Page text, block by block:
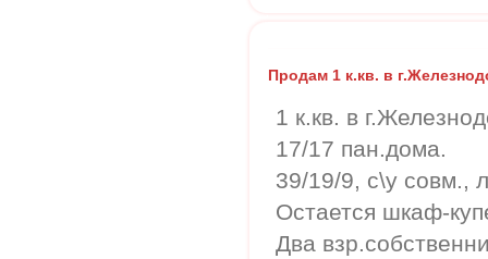
Продам 1 к.кв. в
1 к.кв. в
17/17 пан.дома.
39/19/9, с\у совм.,
Остается шкаф-
Два